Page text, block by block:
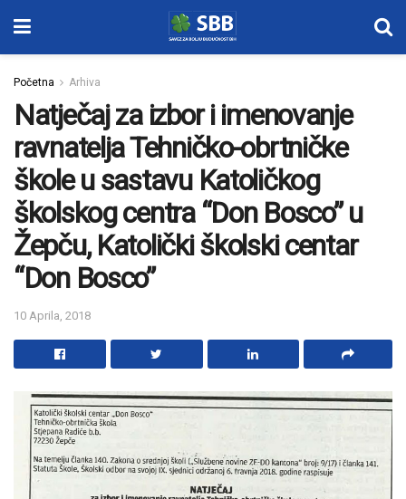
Početna Arhiva
Natječaj za izbor i imenovanje
ravnatelja Tehničko-obrtničke
škole u sastavu Katoličkog
školskog centra “Don Bosco” u
Žepču, Katolički školski centar
“Don Bosco”
10 Aprila, 2018